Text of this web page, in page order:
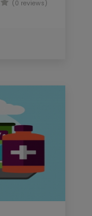
(0 reviews)